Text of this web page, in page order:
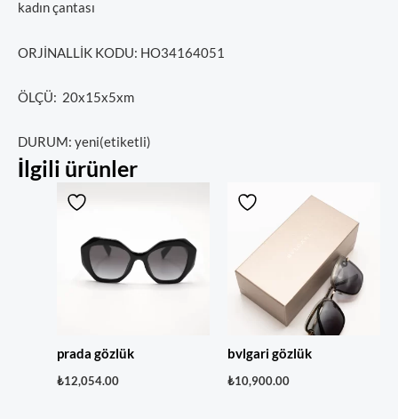
kadın çantası
ORJİNALLİK KODU: HO34164051
ÖLÇÜ: 20x15x5xm
DURUM: yeni(etiketli)
İlgili ürünler
prada gözlük
₺12,054.00
bvlgari gözlük
₺10,900.00